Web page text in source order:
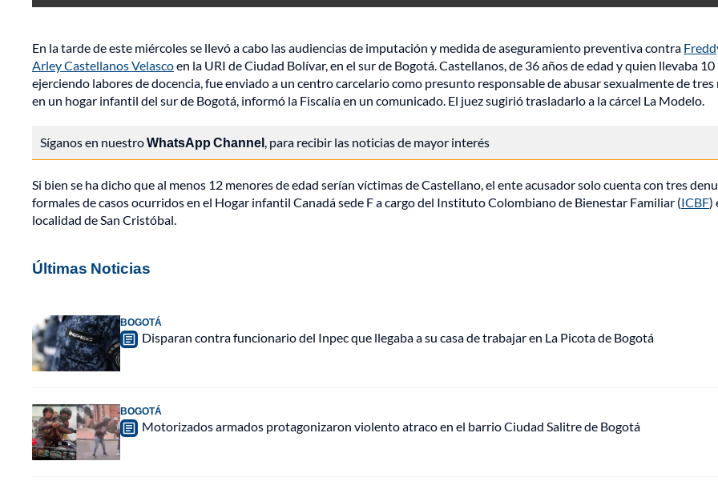
En la tarde de este miércoles se llevó a cabo las audiencias de imputación y medida de aseguramiento preventiva contra
Arley Castellanos Velascoen la URI de Ciudad Bolívar, en el sur de Bogotá. Castellanos, de 36 años de edad y quien llevaba 10
ejerciendo labores de docencia, fue enviado a un centro carcelario como presunto responsable de abusar sexualmente de tres
en un hogar infantil del sur de Bogotá, informó la Fiscalía en un comunicado. El juez sugirió trasladarlo a la cárcel La Modelo.
Síganos en nuestroWhatsApp Channel, para recibir las noticias de mayor interés
Si bien se ha dicho que al menos 12 menores de edad serían víctimas de Castellano, el ente acusador solo cuenta con tres
formales de casos ocurridos en el Hogar infantil Canadá sede F a cargo del Instituto Colombiano de Bienestar Familiar (ICBF)
localidad de San Cristóbal.
Últimas Noticias
BOGOTÁ
Disparan contra funcionario del Inpec que llegaba a su casa de trabajar en La Picota de Bogotá
BOGOTÁ
Motorizados armados protagonizaron violento atraco en el barrio Ciudad Salitre de Bogotá